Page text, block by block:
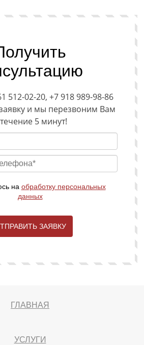
512-02-20, +7 918 989-98-86
и мы перезвоним Вам
5 минут!
на обработку персональных
данных
ЗАЯВКУ
ГЛАВНАЯ
УСЛУГИ